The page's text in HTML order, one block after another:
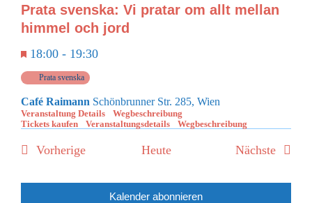
Prata svenska: Vi pratar om allt mellan
himmel och jord
Empfohlen
18:00 - 19:30
Prata svenska
Café Raimann Schönbrunner Str. 285, Wien
Veranstaltung Details
Wegbeschreibung
Tickets kaufen
Veranstaltungsdetails Wegbeschreibung
VorherigeVeranstaltungen
Heute Nächste
Kalender abonnieren